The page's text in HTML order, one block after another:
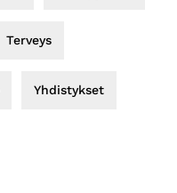
Terveys
Yhdistykset